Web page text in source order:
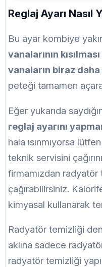
Reglaj Ayarı Nasıl
Bu ayar kombiye
vanalarının
vanaların biraz daha
peteği tamamen
Eğer yukarıda
reglaj ayarını yapma
hala ısınmıyorsa
teknik servisini
firmamızdan
çağırabilirsiniz.
kimyasal kullanarak
Radyatör temizliği
aklına sadece
radyatör temizliği